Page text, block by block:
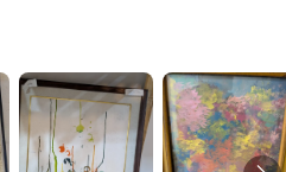
a poskytovat
a řemesel (Kriya Mata